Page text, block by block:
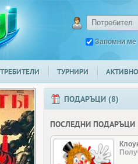
Запомни ме
ТУРНИРИ
ПОДАРЪЦИ (8)
ПОСЛЕДНИ ПОДАРЪЦИ